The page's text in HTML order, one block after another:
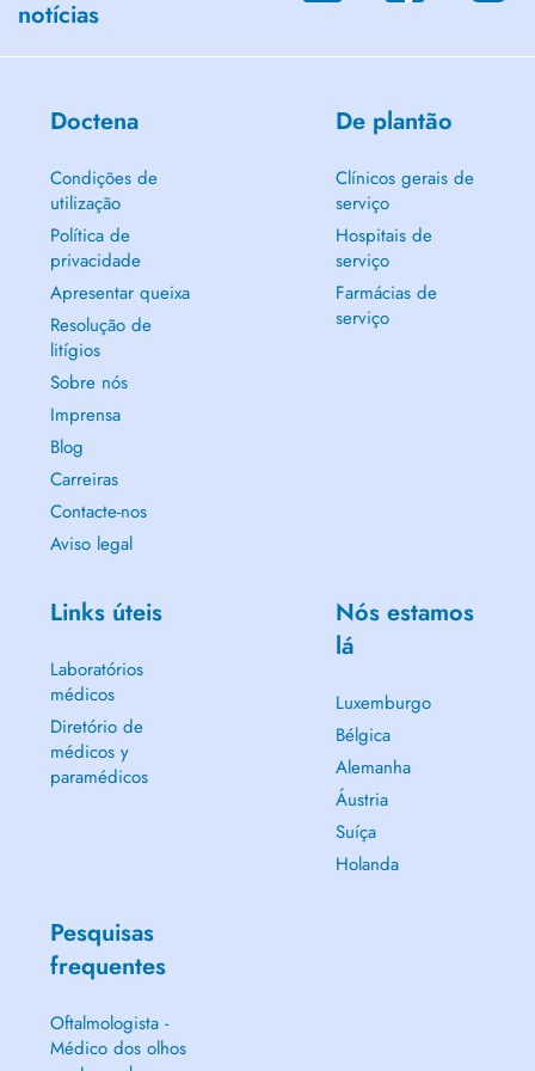
When booking your appointment, please indicate the reason for your
consultation. This will help me prepare your appointment.
notícias
Doctena
Condições de
utilização
Política de
privacidade
Apresentar queixa
Resolução de
litígios
Sobre nós
Imprensa
Blog
Carreiras
Contacte-nos
Aviso legal
De plantão
Clínicos gerais de
serviço
Hospitais de
serviço
Farmácias de
serviço
Links úteis
Laboratórios
médicos
Diretório de
médicos y
paramédicos
Nós estamos
lá
Luxemburgo
Bélgica
Alemanha
Áustria
Suíça
Holanda
Pesquisas
frequentes
Oftalmologista -
Médico dos olhos